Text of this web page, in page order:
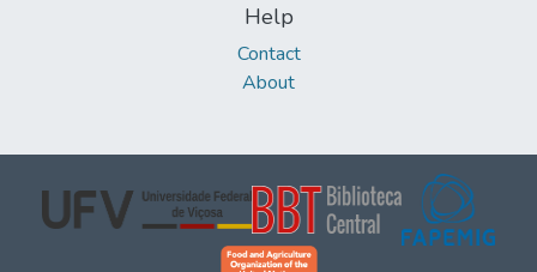
Help
Contact
About